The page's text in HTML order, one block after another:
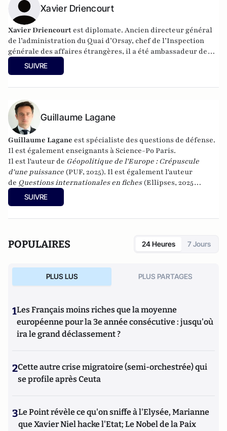
sociétés ouvertes (Editions du Toucan),
l'intimidation
Projet: La stratégie de conquête et d'infiltration des frères
musulmans en France et dans le monde(Editions de
L'Artilleur).
Xavier Driencourt
Xavier Driencourt est diplomate. Ancien directeur général
de l’administration du Quai d’Orsay, chef de l’Inspection
générale des affaires étrangères, il a été ambassadeur de
France à Alger à deux reprises, entre 2008 et 2012, puis entre
2017 et 2020.
SUIVRE
Guillaume Lagane
Guillaume Lagane est spécialiste des questions de défense.
Il est également enseignants à Science-Po Paris.
Il est l'auteur de Géopolitique de l'Europe : Crépuscule
d'une puissance (PUF, 2025). Il est également l'auteur
de Questions internationales en fiches (Ellipses, 2025
(cinquième édition)) et de
internationales(Ellipses 2016).
SUIVRE
POPULAIRES 24 Heures 7 Jours
PLUS LUS PLUS PARTAGES
1Les Français moins riches que la moyenne
européenne pour la 3e année consécutive : jusqu'où
ira le grand déclassement ?
2Cette autre crise migratoire (semi-orchestrée) qui
se profile après Ceuta
3Le Point révèle ce qu'on sniffe à l'Elysée, Marianne
que Xavier Niel hacke l'Etat; Le Nobel de la Paix